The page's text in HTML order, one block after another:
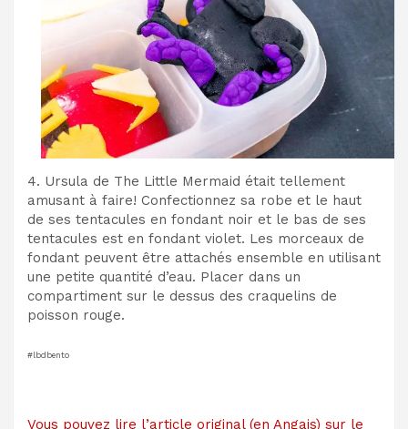
4. Ursula de The Little Mermaid était tellement
amusant à faire! Confectionnez sa robe et le haut
de ses tentacules en fondant noir et le bas de ses
tentacules est en fondant violet. Les morceaux de
fondant peuvent être attachés ensemble en utilisant
une petite quantité d’eau. Placer dans un
compartiment sur le dessus des craquelins de
poisson rouge.
#lbdbento
Vous pouvez lire l’article original (en Angais) sur le